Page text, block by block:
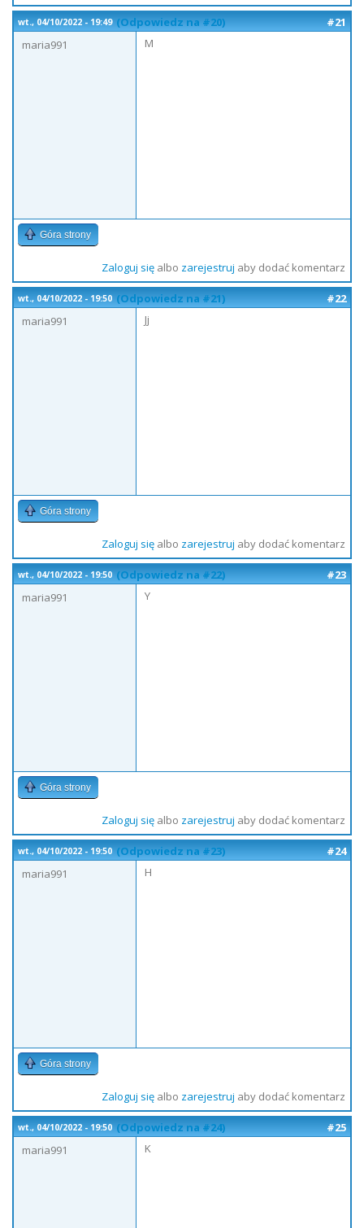
wt., 04/10/2022 - 19:49 (Odpowiedz na #20)
#21
maria991
M
Góra strony
Zaloguj sięalbo zarejestruj aby dodać komentarz
wt., 04/10/2022 - 19:50 (Odpowiedz na #21)
#22
maria991
Jj
Góra strony
Zaloguj sięalbo zarejestruj aby dodać komentarz
wt., 04/10/2022 - 19:50 (Odpowiedz na #22)
#23
maria991
Y
Góra strony
Zaloguj sięalbo zarejestruj aby dodać komentarz
wt., 04/10/2022 - 19:50 (Odpowiedz na #23)
#24
maria991
H
Góra strony
Zaloguj sięalbo zarejestruj aby dodać komentarz
wt., 04/10/2022 - 19:50 (Odpowiedz na #24)
#25
maria991
K